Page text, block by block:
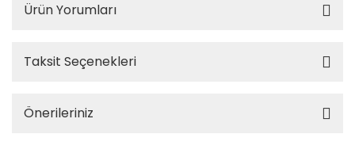
Ürün Yorumları
Taksit Seçenekleri
Önerileriniz